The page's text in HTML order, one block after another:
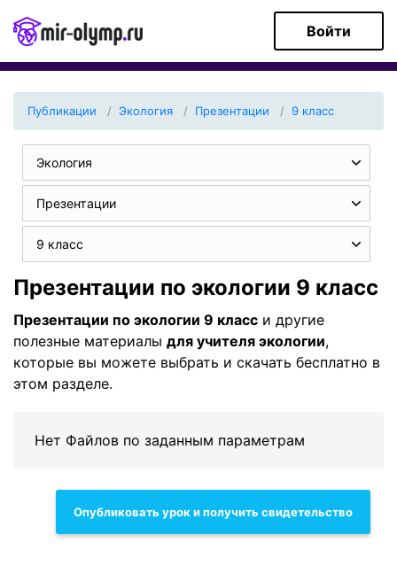
Войти
Публикации Экология Презентации 9 класс
Экология
Презентации
9 класс
Презентации по экологии 9 класс
Презентации по экологии 9 класс и другие
полезные материалы для учителя экологии,
которые вы можете выбрать и скачать бесплатно в
этом разделе.
Нет Файлов по заданным параметрам
Опубликовать урок и получить свидетельство